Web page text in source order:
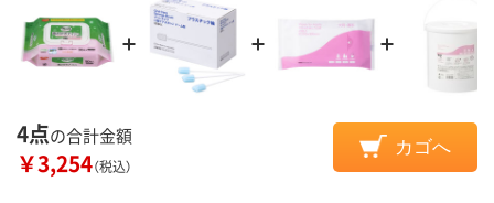
4点の合計金額
￥3,254（税込）
カゴへ